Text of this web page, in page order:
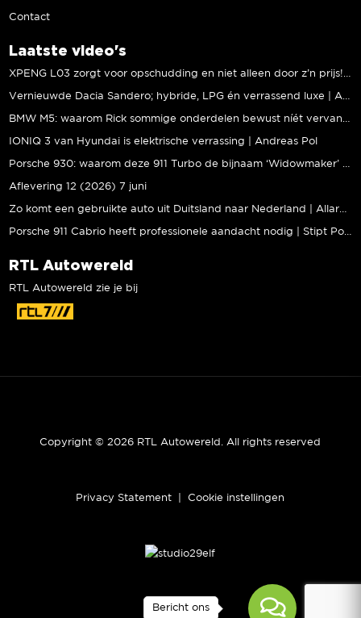
Bericht ons
Contact
Laatste video's
IONIQ 3 van Hyundai is elektrische verrassing | Andreas Pol
Aflevering 12 (2026) 7 juni
RTL Autowereld
RTL Autowereld zie je bij
Copyright © 2026 RTL Autowereld. All rights reserved
Privacy Statement Cookie instellingen